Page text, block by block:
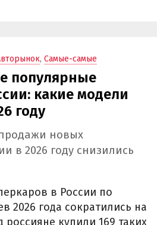
, Самые-самые
популярные
какие модели
году
новых
в 2026 году снизились
в России по
2026 года сократились на
россияне купили 169 таких